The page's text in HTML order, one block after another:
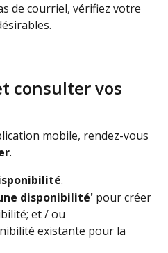
de courriel, vérifiez votre
consulter vos
mobile, rendez-vous
.
.
disponibilité' pour créer
et / ou
existante pour la